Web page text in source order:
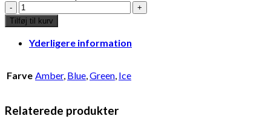
Soda
amber
low
antal
Tilføj til kurv
Yderligere information
Farve Amber, Blue,Green, Ice
Relaterede produkter